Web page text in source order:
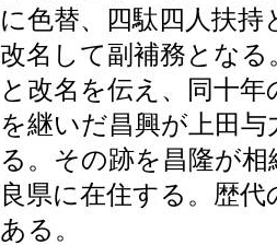
に色替、四駄四人扶
改名して副補務とな
と改名を伝え、同十
を継いだ昌興が上田
る。その跡を昌隆が
良県に在住する。歴
ある。